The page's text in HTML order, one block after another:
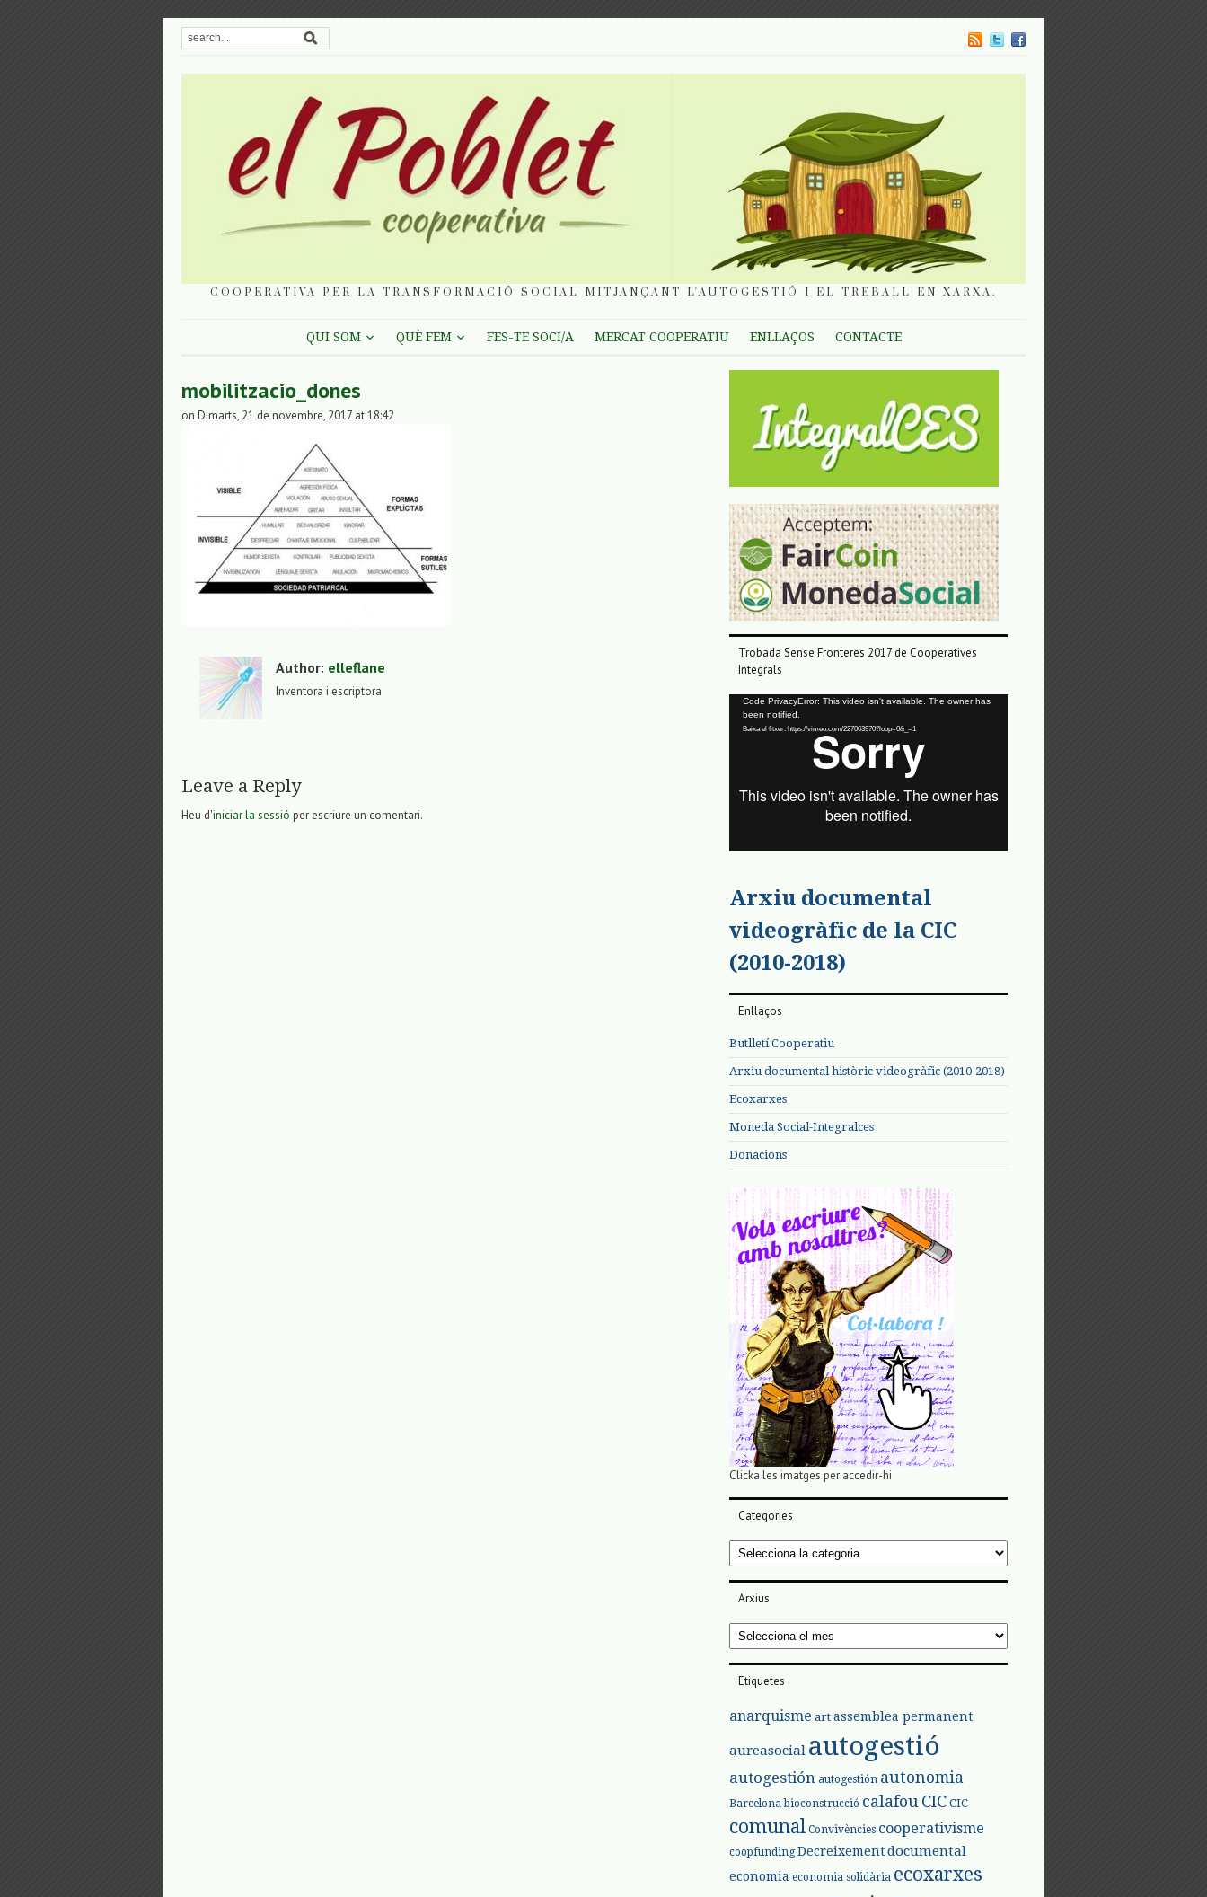
COOPERATIVA PER LA TRANSFORMACIÓ SOCIAL MITJANÇANT L'AUTOGESTIÓ I EL TREBALL EN XARXA.
QUI SOM QUÈ FEM FES-TE SOCI/A MERCAT COOPERATIU ENLLAÇOS CONTACTE
mobilitzacio_dones
on Dimarts, 21 de novembre, 2017 at 18:42
Author: elleflane
Inventora i escriptora
Leave a Reply
Heu d'iniciar la sessió per escriure un comentari.
Trobada Sense Fronteres 2017 de Cooperatives
Integrals
Reproductor
vídeo
Code PrivacyError: This video isn't available. The owner has
been notified.
Baixa el fitxer: https://vimeo.com/227063970?loop=0&_=1
Arxiu documental
videogràfic de la CIC
(2010-2018)
Enllaços
Butlletí Cooperatiu
Arxiu documental històric videogràfic (2010-2018)
Ecoxarxes
Moneda Social-Integralces
Donacions
Clicka les imatges per accedir-hi
Categories
Categories
Arxius
Arxius
Etiquetes
anarquisme art assemblea permanent
aureasocial autogestió
autogestión autogestión autonomia
Barcelona bioconstrucció calafou CIC CIC
comunal Convivències cooperativisme
coopfunding Decreixementdocumental
economia economia solidària ecoxarxes